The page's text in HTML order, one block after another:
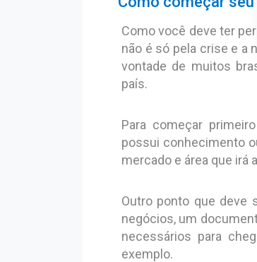
Como você deve ter
não é só pela crise e a
vontade de muitos
país.
Para começar
possui conhecimento
mercado e área que irá
Outro ponto que deve
negócios, um
necessários para
exemplo.